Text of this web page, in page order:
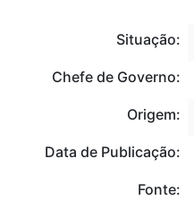
Situação:
Chefe de Governo:
Origem:
Data de Publicação:
Fonte: